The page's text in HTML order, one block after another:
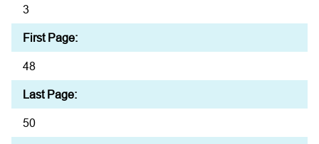
3
First Page:
48
Last Page:
50